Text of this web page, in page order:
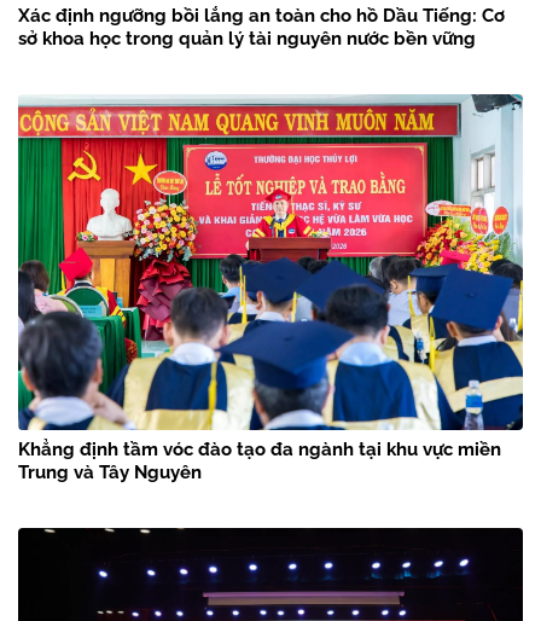
Xác định ngưỡng bồi lắng an toàn cho hồ Dầu Tiếng: Cơ
sở khoa học trong quản lý tài nguyên nước bền vững
Khẳng định tầm vóc đào tạo đa ngành tại khu vực miền
Trung và Tây Nguyên